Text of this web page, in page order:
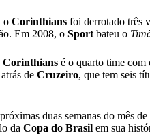
o Corinthians foi derrotado três
Em 2008, o Sportbateu o
Corinthians é o quarto time com
de Cruzeiro, que tem seis
duas semanas do mês
da Copa do Brasil em sua